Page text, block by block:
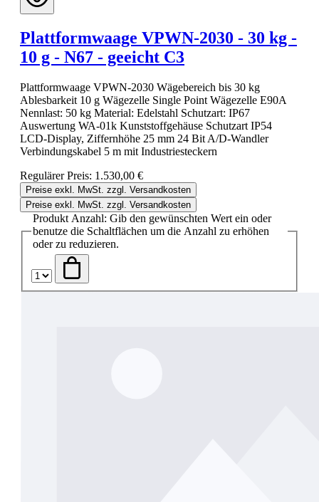
Plattformwaage VPWN-2030 - 30 kg -
10 g - N67 - geeicht C3
Plattformwaage VPWN-2030 Wägebereich bis 30 kg
Ablesbarkeit 10 g Wägezelle Single Point Wägezelle E90A
Nennlast: 50 kg Material: Edelstahl Schutzart: IP67
Auswertung WA-01k Kunststoffgehäuse Schutzart IP54
LCD-Display, Ziffernhöhe 25 mm 24 Bit A/D-Wandler
Verbindungskabel 5 m mit Industriesteckern
Regulärer Preis: 1.530,00 €
Preise exkl. MwSt. zzgl. Versandkosten
Preise exkl. MwSt. zzgl. Versandkosten
Produkt Anzahl: Gib den gewünschten Wert ein oder
benutze die Schaltflächen um die Anzahl zu erhöhen
oder zu reduzieren.